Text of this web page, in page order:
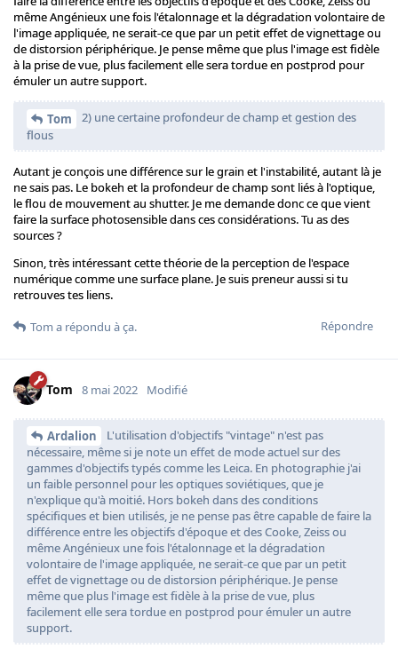
même Angénieux une fois l'étalonnage et la dégradation volontaire de
l'image appliquée, ne serait-ce que par un petit effet de vignettage ou
de distorsion périphérique. Je pense même que plus l'image est fidèle
à la prise de vue, plus facilement elle sera tordue en postprod pour
émuler un autre support.
Tom
2) une certaine profondeur de champ et gestion des
flous
Autant je conçois une différence sur le grain et l'instabilité, autant là je
ne sais pas. Le bokeh et la profondeur de champ sont liés à l'optique,
le flou de mouvement au shutter. Je me demande donc ce que vient
faire la surface photosensible dans ces considérations. Tu as des
sources ?
Sinon, très intéressant cette théorie de la perception de l'espace
numérique comme une surface plane. Je suis preneur aussi si tu
retrouves tes liens.
Répondre
Tom a répondu à ça.
Tom 8 mai 2022 Modifié
Ardalion
L'utilisation d'objectifs "vintage" n'est pas
nécessaire, même si je note un effet de mode actuel sur des
gammes d'objectifs typés comme les Leica. En photographie j'ai
un faible personnel pour les optiques soviétiques, que je
n'explique qu'à moitié. Hors bokeh dans des conditions
spécifiques et bien utilisés, je ne pense pas être capable de faire la
différence entre les objectifs d'époque et des Cooke, Zeiss ou
même Angénieux une fois l'étalonnage et la dégradation
volontaire de l'image appliquée, ne serait-ce que par un petit
effet de vignettage ou de distorsion périphérique. Je pense
même que plus l'image est fidèle à la prise de vue, plus
facilement elle sera tordue en postprod pour émuler un autre
support.